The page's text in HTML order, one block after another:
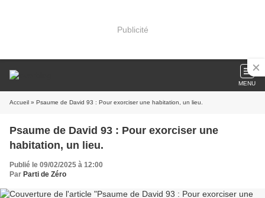
Publicité
MENU
Accueil » Psaume de David 93 : Pour exorciser une habitation, un lieu.
Psaume de David 93 : Pour exorciser une
habitation, un lieu.
Publié le 09/02/2025 à 12:00
Par Parti de Zéro